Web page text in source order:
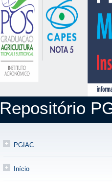
Repositório
PGIAC
Início